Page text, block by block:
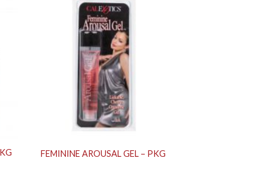
FEMININE AROUSAL GEL – PKG